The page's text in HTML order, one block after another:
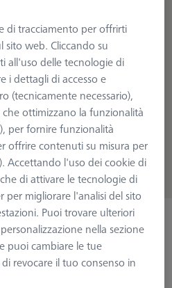
un tastatore adatto
prodotti? Richiedeteci
su misura.
tutte le varianti
sviluppato modelli
specificare le proprie
e preciso.
speciale
di tracciamento per offrirti
sito web. Cliccando su
all'uso delle tecnologie di
i dettagli di accesso e
(tecnicamente necessario),
ottimizzano la funzionalità
per fornire funzionalità
offrire contenuti su misura per
Accettando l'uso dei cookie di
di attivare le tecnologie di
migliorare l'analisi del sito
Puoi trovare ulteriori
nella sezione
puoi cambiare le tue
revocare il tuo consenso in